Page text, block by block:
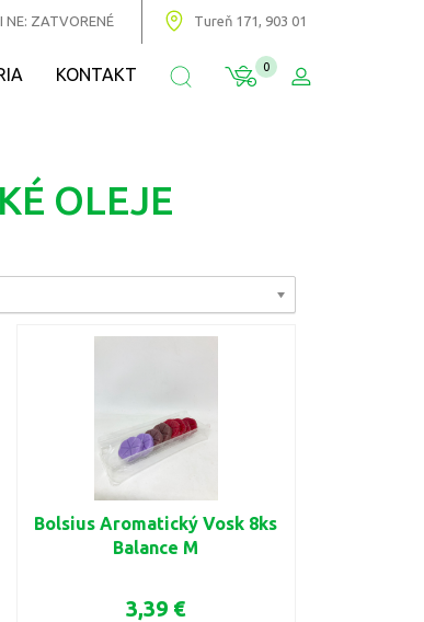
Tureň 171, 903 01
NE: ZATVORENÉ
KONTAKT 0
OLEJE
Bolsius Aromatický Vosk 8ks
Balance M
3,39 €